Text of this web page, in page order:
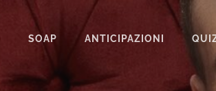
SOAP
BEAUTIFUL
ANTICIPAZIONI